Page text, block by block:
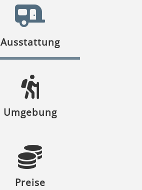
Ausstattung
Umgebung
Preise